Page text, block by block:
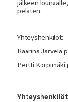
jälkeen
pelaten.
Yhteyshenkilöt:
Kaarina Järvelä
Pertti Korpimäki